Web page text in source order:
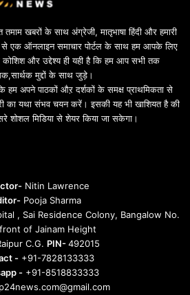
खबरों के साथ अंग्रेजी, मातृभाषा हिंदी और हमारी
से एक ऑनलाइन समाचार पोर्टल के साथ हम आपके लिए
कोशिश और उद्देश्य ही यही है कि हम आप सभी तक
मुद्दों के साथ जुड़े।
हम अपने पाठकों औऱ दर्शकों के समक्ष प्राथमिकता से
का यथा संभव चयन करें। इसकी यह भी खाशियत है की
शोशल मिडिया से शेयर किया जा सकेगा।
Nitin Lawrence
Pooja Sharma
, Sai Residence Colony, Bangalow No.
of Jainam Height
C.G. PIN-492015
- +91-7828133333
-+91-8518833333